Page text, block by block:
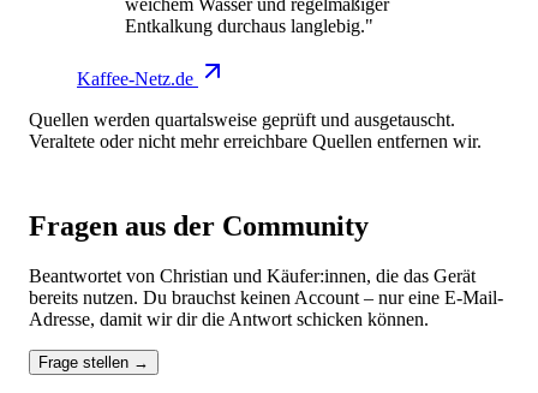
Entkalkung durchaus langlebig."
Kaffee-Netz.de
Quellen werden quartalsweise geprüft und ausgetauscht.
Veraltete oder nicht mehr erreichbare Quellen entfernen wir.
Fragen aus der Community
Beantwortet von Christian und Käufer:innen, die das Gerät
bereits nutzen. Du brauchst keinen Account – nur eine E-Mail-
Adresse, damit wir dir die Antwort schicken können.
Frage stellen →